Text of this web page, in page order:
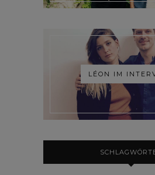
LÉON IM